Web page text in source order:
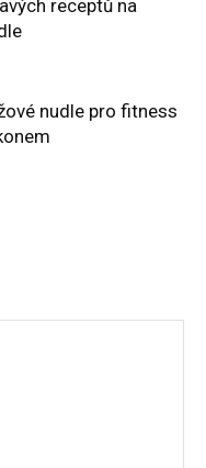
receptů na
nudle pro fitness